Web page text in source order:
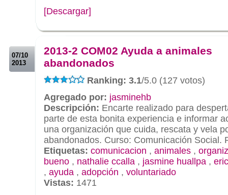
[Descargar]
07/10
2013
2013-2 COM02 Ayuda a animales
abandonados
Ranking: 3.1/5.0 (127 votos)
Agregado por: jasminehb
Descripción: Encarte realizado para
parte de esta bonita experiencia e informar
una organización que cuida, rescata y vela
abandonados. Curso: Comunicación Social.
Etiquetas: comunicacion , animales ,
bueno , nathalie ccalla , jasmine huallpa ,
, ayuda , adopción , voluntariado
Vistas: 1471